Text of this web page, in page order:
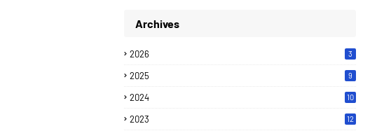
Archives
2026 3
2025 9
2024 10
2023 12